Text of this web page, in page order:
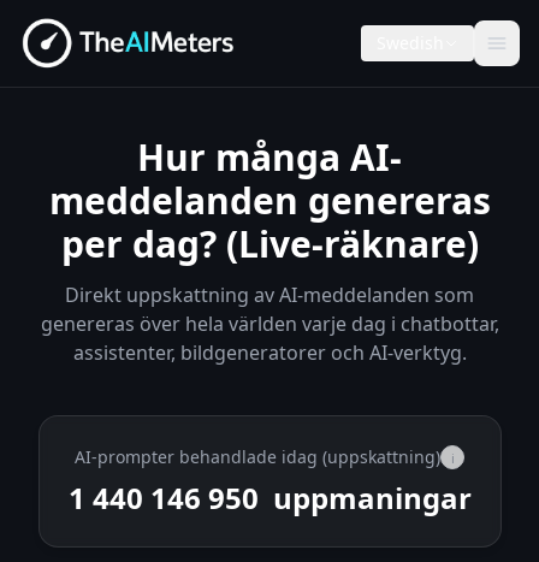
Hur många AI-
meddelanden genereras
per dag? (Live-räknare)
Direkt uppskattning av AI-meddelanden som
genereras över hela världen varje dag i chatbottar,
assistenter, bildgeneratorer och AI-verktyg.
AI-prompter behandlade idag (uppskattning) i
1 440 152 375 uppmaningar